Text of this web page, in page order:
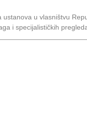
u vlasništvu
i specijalističkih